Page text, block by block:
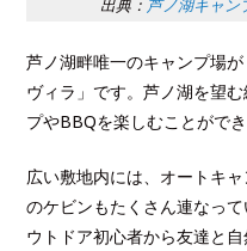
出典： 芦ノ湖キャン
芦ノ湖畔唯一のキャンプ場
ヴィラ」です。芦ノ湖を望
プやBBQを楽しむことができ
広い敷地内には、オートキ
のケビンもたくさん連なっ
ウトドア初心者から友達と